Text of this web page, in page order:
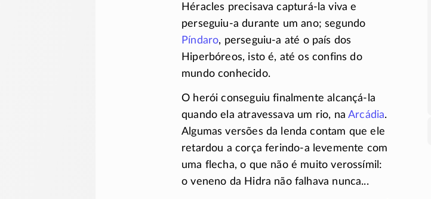
Héracles precisavacapturá-la viva e
perseguiu-a durante um ano; segundo
Píndaro, perseguiu-a até o país dos
Hiperbóreos, isto é, até os confins do
mundo conhecido.
O herói conseguiu finalmentealcançá-la
quando ela atravessava um rio, naArcádia.
Algumas versões da lenda contam que ele
retardou a corçaferindo-a levemente com
uma flecha, o que não é muito verossímil:
o veneno da Hidra não falhava nunca...